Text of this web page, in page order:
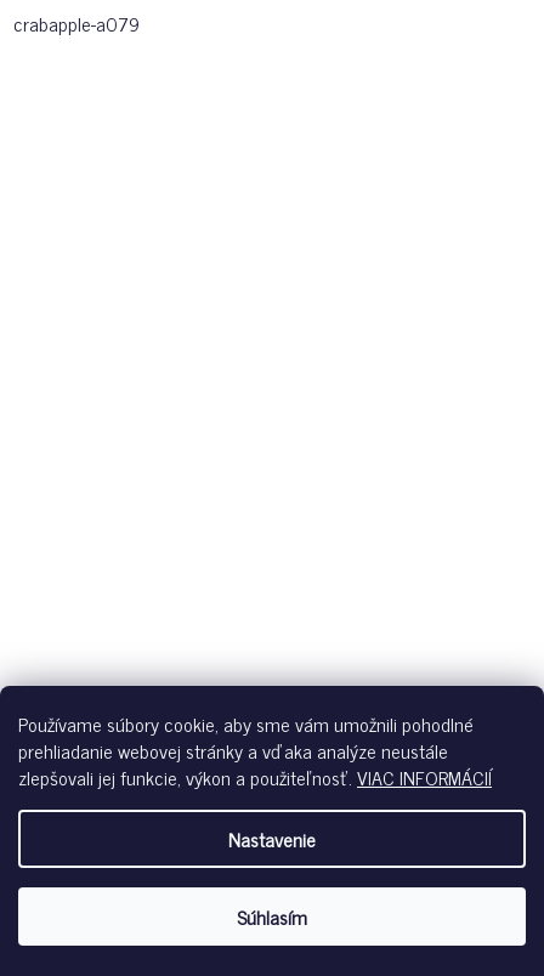
Používame súbory cookie, aby sme vám umožnili pohodlné
prehliadanie webovej stránky a vďaka analýze neustále
zlepšovali jej funkcie, výkon a použiteľnosť.VIAC INFORMÁCIÍ
Nastavenie
Súhlasím
crabapple-a079
HUBER DÁMSKE NOHAVICE KRÁTKE NIGHT SELECTION S26 -
Skladom